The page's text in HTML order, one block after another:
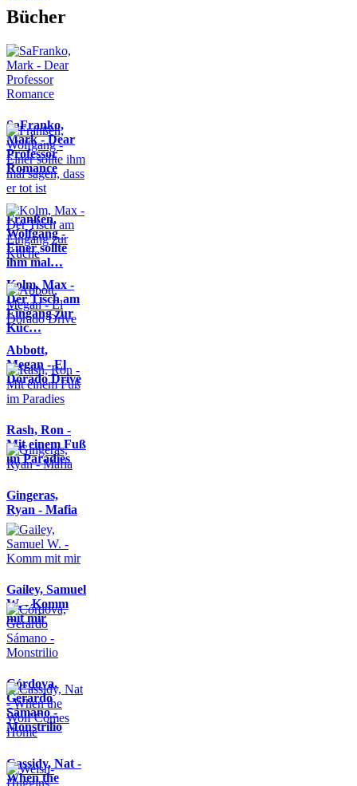
Bücher
SaFranko,
Mark - Dear
Professor
Romance
Franßen,
Wolfgang -
Einer sollte
ihm mal…
Kolm, Max -
Der Tisch am
Eingang zur
Küc…
Abbott,
Megan - El
Dorado Drive
Rash, Ron -
Mit einem Fuß
im Paradies
Gingeras,
Ryan - Mafia
Gailey, Samuel
W. - Komm
mit mir
Córdova,
Gerardo
Sámano -
Monstrilio
Cassidy, Nat -
When the